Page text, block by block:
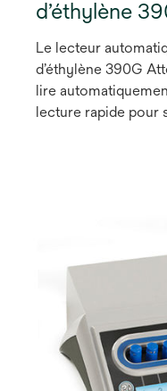
d’éthylène
Le lecteur
d’éthylène 390G
lire
lecture rapide pour